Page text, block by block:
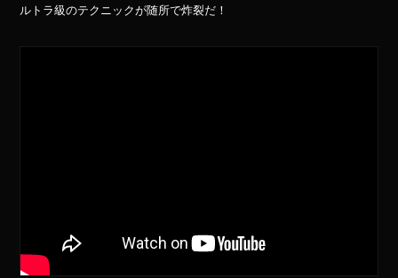
ルトラ級のテクニックが随所で炸裂だ！